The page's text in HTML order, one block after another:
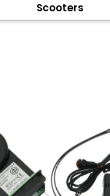
Scooters